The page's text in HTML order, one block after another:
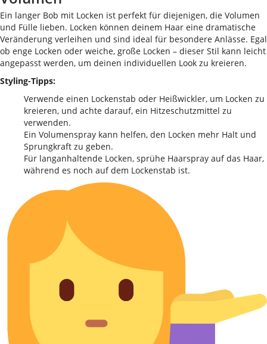
Ein langer Bob mit Locken ist perfekt für diejenigen, die Volumen
und Fülle lieben. Locken können deinem Haar eine dramatische
Veränderung verleihen und sind ideal für besondere Anlässe. Egal
ob enge Locken oder weiche, große Locken – dieser Stil kann leicht
angepasst werden, um deinen individuellen Look zu kreieren.
Styling-Tipps:
Verwende einen Lockenstab oder Heißwickler, um Locken zu
kreieren, und achte darauf, ein Hitzeschutzmittel zu
verwenden.
Ein Volumenspray kann helfen, den Locken mehr Halt und
Sprungkraft zu geben.
Für langanhaltende Locken, sprühe Haarspray auf das Haar,
während es noch auf dem Lockenstab ist.